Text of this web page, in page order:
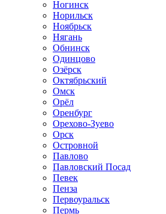
Ногинск
Норильск
Ноябрьск
Нягань
Обнинск
Одинцово
Озёрск
Октябрьский
Омск
Орёл
Оренбург
Орехово-Зуево
Орск
Островной
Павлово
Павловский Посад
Певек
Пенза
Первоуральск
Пермь